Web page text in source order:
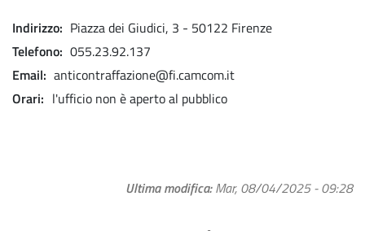
Indirizzo Piazza dei Giudici, 3 - 50122 Firenze
Telefono 055.23.92.137
Email anticontraffazione@fi.camcom.it
Orari
l'ufficio non è aperto al pubblico
Ultima modifica Mar, 08/04/2025 - 09:28